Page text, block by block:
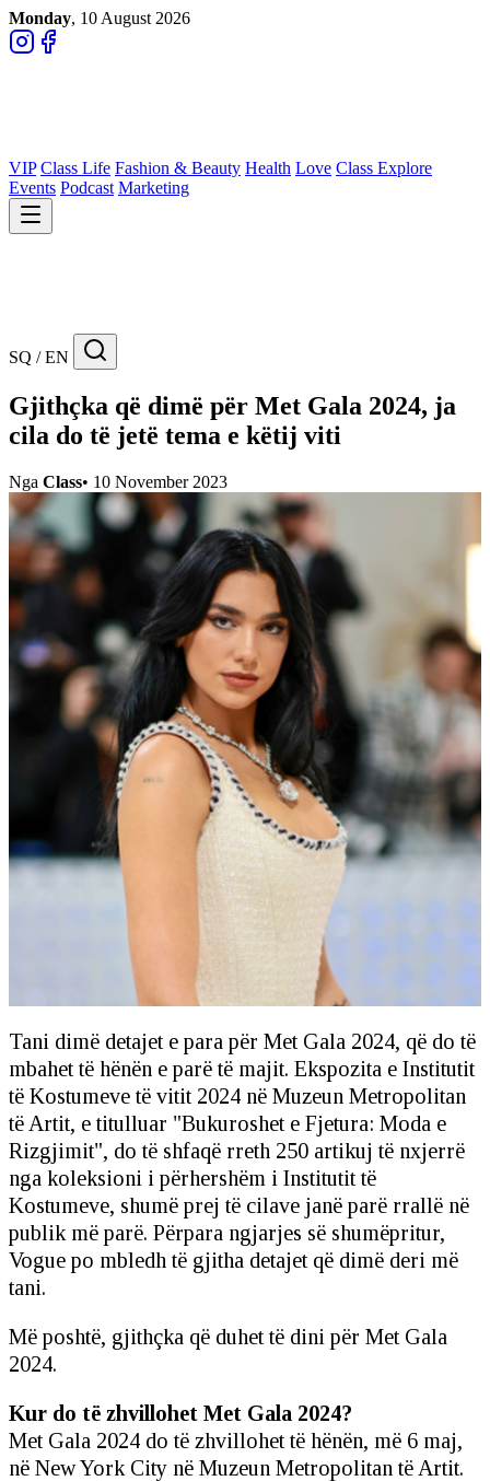
Monday, 10 August 2026
VIP Class Life Fashion & Beauty Health Love Class Explore
Events Podcast Marketing
SQ / EN
Gjithçka që dimë për Met Gala 2024, ja
cila do të jetë tema e këtij viti
Nga Class• 10 November 2023
Tani dimë detajet e para për Met Gala 2024, që do të
mbahet të hënën e parë të majit. Ekspozita e Institutit
të Kostumeve të vitit 2024 në Muzeun Metropolitan
të Artit, e titulluar "Bukuroshet e Fjetura: Moda e
Rizgjimit", do të shfaqë rreth 250 artikuj të nxjerrë
nga koleksioni i përhershëm i Institutit të
Kostumeve, shumë prej të cilave janë parë rrallë në
publik më parë. Përpara ngjarjes së shumëpritur,
Vogue po mbledh të gjitha detajet që dimë deri më
tani.
Më poshtë, gjithçka që duhet të dini për Met Gala
2024.
Kur do të zhvillohet Met Gala 2024?
Met Gala 2024 do të zhvillohet të hënën, më 6 maj,
në New York City në Muzeun Metropolitan të Artit.